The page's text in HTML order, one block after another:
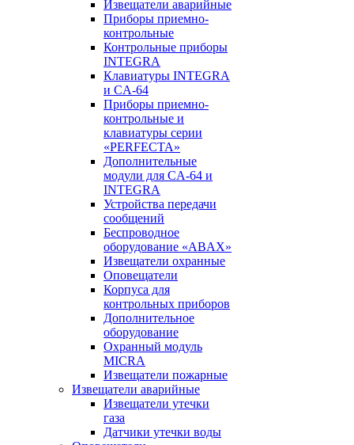
Извещатели аварийные
Приборы приемно-
контрольные
Контрольные приборы
INTEGRA
Клавиатуры INTEGRA
и CA-64
Приборы приемно-
контрольные и
клавиатуры серии
«PERFECTA»
Дополнительные
модули для CA-64 и
INTEGRA
Устройства передачи
сообщений
Беспроводное
оборудование «ABAX»
Извещатели охранные
Оповещатели
Корпуса для
контрольных приборов
Дополнительное
оборудование
Охранный модуль
MICRA
Извещатели пожарные
Извещатели аварийные
Извещатели утечки
газа
Датчики утечки воды